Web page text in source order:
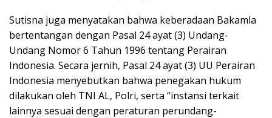
Sutisna juga menyatakan bahwa keberadaan Bakamla
bertentangan dengan Pasal 24 ayat (3) Undang-
Undang Nomor 6 Tahun 1996 tentang Perairan
Indonesia. Secara jernih, Pasal 24 ayat (3) UU Perairan
Indonesia menyebutkan bahwa penegakan hukum
dilakukan oleh TNI AL, Polri, serta “instansi terkait
lainnya sesuai dengan peraturan perundang-